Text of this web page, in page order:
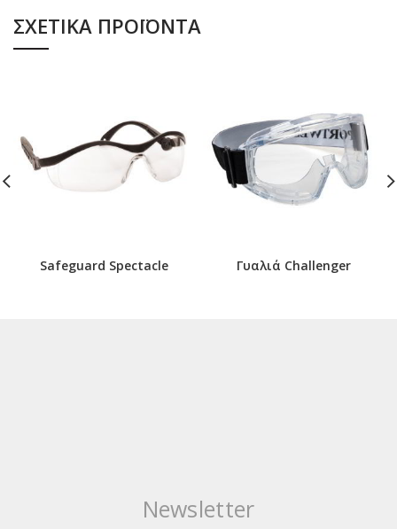
ΣΧΕΤΙΚΆ ΠΡΟΪΌΝΤΑ
Safeguard Spectacle
Γυαλιά Challenger
Newsletter